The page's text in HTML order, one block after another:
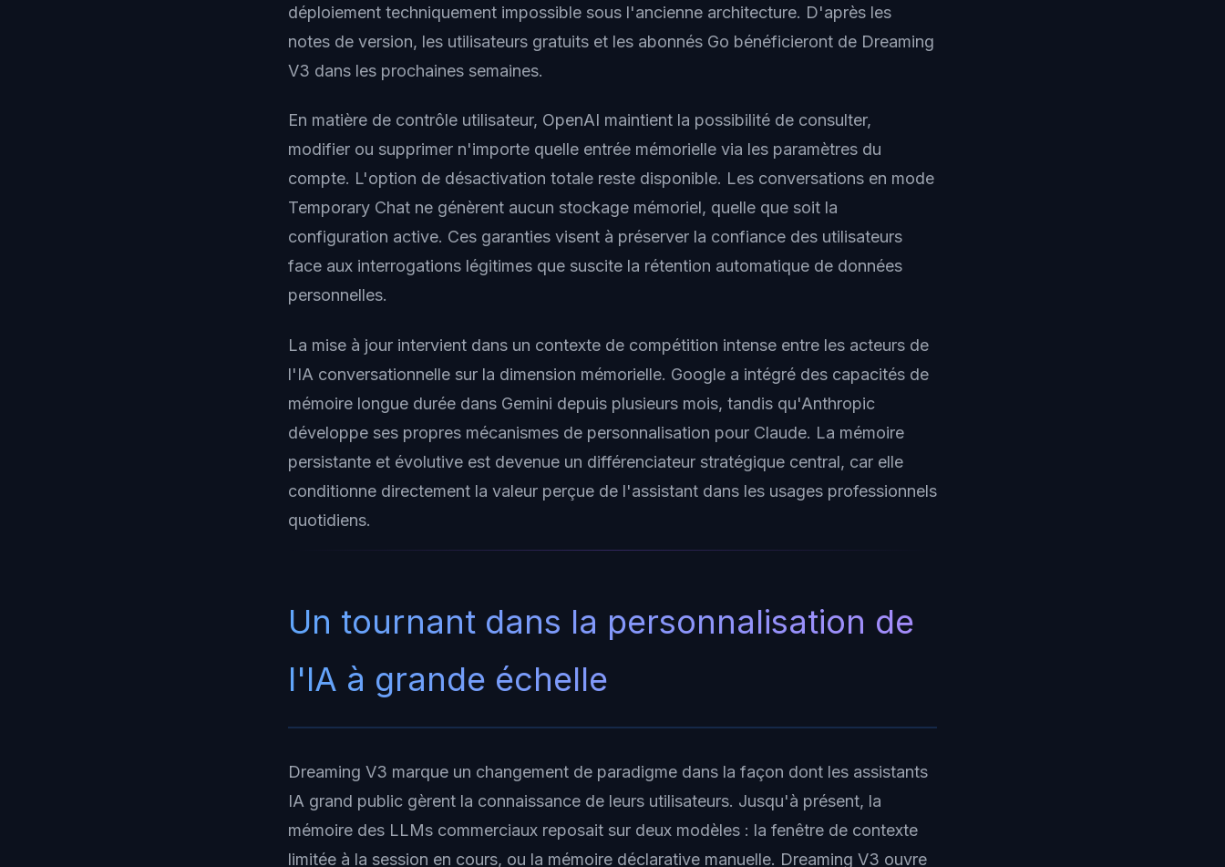
déploiement techniquement impossible sous l'ancienne architecture. D'après les
notes de version, les utilisateurs gratuits et les abonnés Go bénéficieront de Dreaming
V3 dans les prochaines semaines.
En matière de contrôle utilisateur, OpenAI maintient la possibilité de consulter,
modifier ou supprimer n'importe quelle entrée mémorielle via les paramètres du
compte. L'option de désactivation totale reste disponible. Les conversations en mode
Temporary Chat ne génèrent aucun stockage mémoriel, quelle que soit la
configuration active. Ces garanties visent à préserver la confiance des utilisateurs
face aux interrogations légitimes que suscite la rétention automatique de données
personnelles.
La mise à jour intervient dans un contexte de compétition intense entre les acteurs de
l'IA conversationnelle sur la dimension mémorielle. Google a intégré des capacités de
mémoire longue durée dans Gemini depuis plusieurs mois, tandis qu'Anthropic
développe ses propres mécanismes de personnalisation pour Claude. La mémoire
persistante et évolutive est devenue un différenciateur stratégique central, car elle
conditionne directement la valeur perçue de l'assistant dans les usages professionnels
quotidiens.
Un tournant dans la personnalisation de
l'IA à grande échelle
Dreaming V3 marque un changement de paradigme dans la façon dont les assistants
IA grand public gèrent la connaissance de leurs utilisateurs. Jusqu'à présent, la
mémoire des LLMs commerciaux reposait sur deux modèles : la fenêtre de contexte
limitée à la session en cours, ou la mémoire déclarative manuelle. Dreaming V3 ouvre